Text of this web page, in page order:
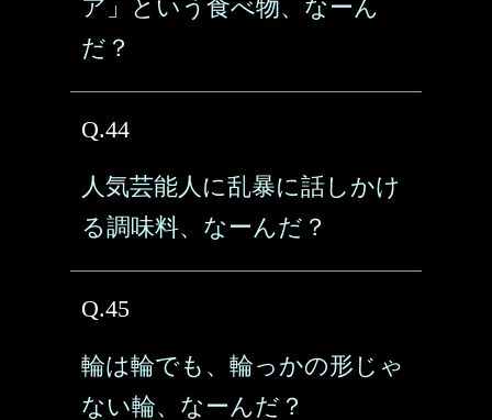
ア」という食べ物、なーん
だ？
Q.44
人気芸能人に乱暴に話しかけ
る調味料、なーんだ？
Q.45
輪は輪でも、輪っかの形じゃ
ない輪、なーんだ？